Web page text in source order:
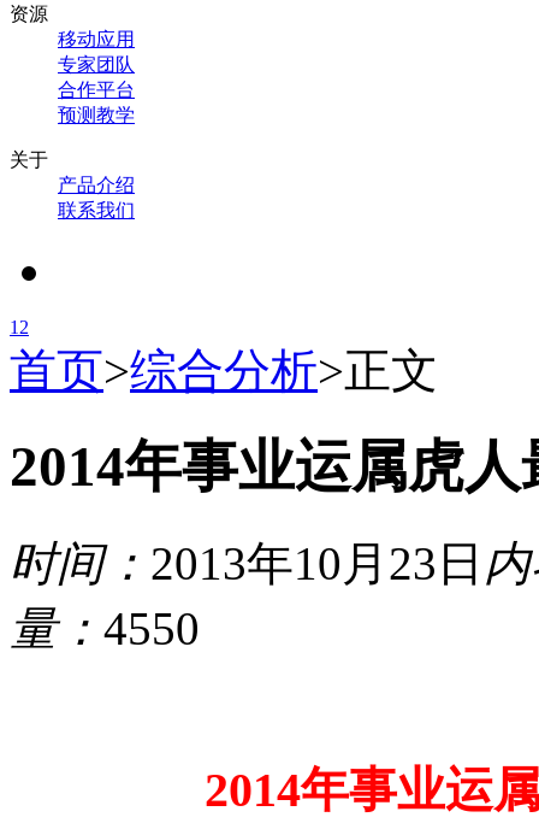
资源
移动应用
专家团队
合作平台
预测教学
关于
产品介绍
联系我们
1 2
首页>综合分析>正文
2014年事业运属虎
时间： 2013年10月23日
量： 4550
2014年事业运属